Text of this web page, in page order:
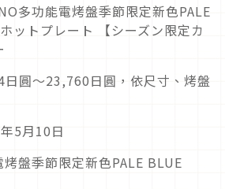
多功能電烤盤季節限定新色PALE
ットプレート 【シーズン限定カ
圓～23,760日圓，依尺寸、烤盤
5月10日
盤季節限定新色PALE BLUE